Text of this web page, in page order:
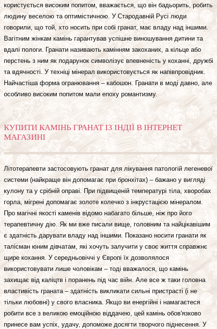
користується високим попитом, вважається, що він бадьорить, робить
людину веселою та оптимістичною. У Стародавній Русі люди
говорили, що той, хто носить при собі гранат, має владу над іншими.
Вагітним жінкам камінь гарантував успішне виношування дитини та
вдалі пологи. Гранати називають камінням закоханих, а кільце або
перстень з ним як подарунок символізує впевненість у коханні, дружбі
та вдячності. У техніці мінерал використовується як напівпровідник.
Найчастіша форма огранювання – кабошон. Гранати в моді давно, але
особливо високим попитом мали епоху романтизму.
КУПИТИ КАМІНЬ ГРАНАТ ІЗ ІНДІЇ В ІНТЕРНЕТ
МАГАЗИНІ
Літотерапевти застосовують гранат для лікування патологій легеневої
системи (найкраще він допомагає при бронхітах) – бажано у вигляді
кулону та у срібній оправі. При підвищеній температурі тіла, хворобах
горла, мігрені допомагає золоте колечко з інкрустацією мінералом.
Про магічні якості каменів відомо набагато більше, ніж про його
терапевтичну дію. Як ми вже писали вище, головним та найцікавішим
є здатність дарувати владу над іншими. Показано носити гранати як
талісман юним дівчатам, які хочуть залучити у своє життя справжнє
щире кохання. У середньовіччі у Європі їх дозволялося
використовувати лише чоловікам – тоді вважалося, що камінь
захищає від каліцтв і поранень під час війн. Але все ж таки головна
властивість граната – здатність викликати сильні пристрасті (і не
тільки любовні) у свого власника. Якщо ви енергійні і намагаєтеся
робити все з великою емоційною віддачею, цей камінь обов'язково
принесе вам успіх, удачу, допоможе досягти творчого піднесення. У